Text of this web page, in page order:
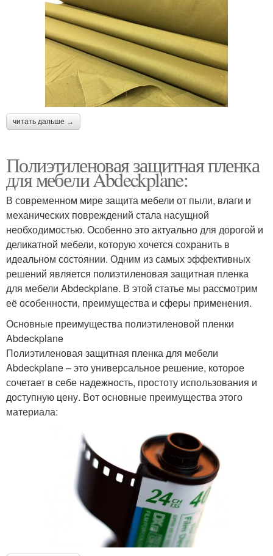
читать дальше →
Полиэтиленовая защитная пленка
для мебели Abdeckplane:
В современном мире защита мебели от пыли, влаги и
механических повреждений стала насущной
необходимостью. Особенно это актуально для дорогой и
деликатной мебели, которую хочется сохранить в
идеальном состоянии. Одним из самых эффективных
решений является полиэтиленовая защитная пленка
для мебели Abdeckplane. В этой статье мы рассмотрим
её особенности, преимущества и сферы применения.
Основные преимущества полиэтиленовой пленки
Abdeckplane
Полиэтиленовая защитная пленка для мебели
Abdeckplane – это универсальное решение, которое
сочетает в себе надежность, простоту использования и
доступную цену. Вот основные преимущества этого
материала: